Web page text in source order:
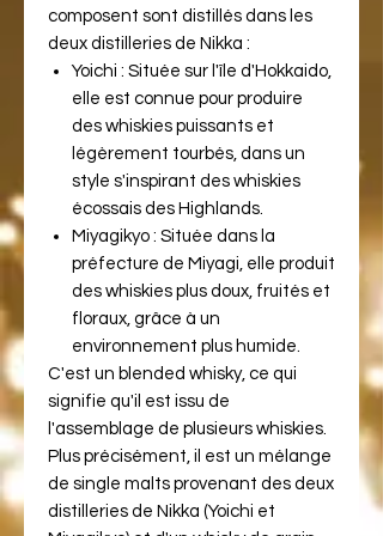
composent sont distillés dans les
deux distilleries de Nikka :
Yoichi : Située sur l'île d'Hokkaido,
elle est connue pour produire
des whiskies puissants et
légèrement tourbés, dans un
style s'inspirant des whiskies
écossais des Highlands.
Miyagikyo : Située dans la
préfecture de Miyagi, elle produit
des whiskies plus doux, fruités et
floraux, grâce à un
environnement plus humide.
C'est un blended whisky, ce qui
signifie qu'il est issu de
l'assemblage de plusieurs whiskies.
Plus précisément, il est un mélange
de single malts provenant des deux
distilleries de Nikka (Yoichi et